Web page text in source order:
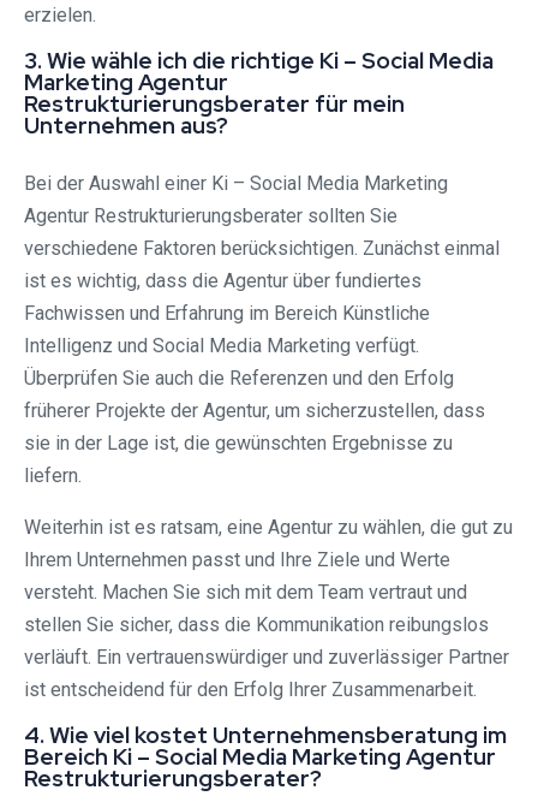
erzielen.
3. Wie wähle ich die richtige Ki – Social Media
Marketing Agentur
Restrukturierungsberater für mein
Unternehmen aus?
Bei der Auswahl einer Ki – Social Media Marketing
Agentur Restrukturierungsberater sollten Sie
verschiedene Faktoren berücksichtigen. Zunächst einmal
ist es wichtig, dass die Agentur über fundiertes
Fachwissen und Erfahrung im Bereich Künstliche
Intelligenz und Social Media Marketing verfügt.
Überprüfen Sie auch die Referenzen und den Erfolg
früherer Projekte der Agentur, um sicherzustellen, dass
sie in der Lage ist, die gewünschten Ergebnisse zu
liefern.
Weiterhin ist es ratsam, eine Agentur zu wählen, die gut zu
Ihrem Unternehmen passt und Ihre Ziele und Werte
versteht. Machen Sie sich mit dem Team vertraut und
stellen Sie sicher, dass die Kommunikation reibungslos
verläuft. Ein vertrauenswürdiger und zuverlässiger Partner
ist entscheidend für den Erfolg Ihrer Zusammenarbeit.
4. Wie viel kostet Unternehmensberatung im
Bereich Ki – Social Media Marketing Agentur
Restrukturierungsberater?